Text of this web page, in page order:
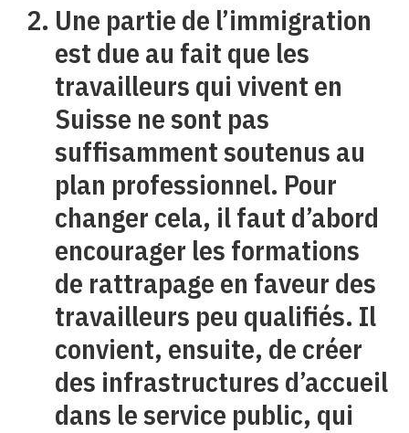
Une partie de l’immigration
est due au fait que les
travailleurs qui vivent en
Suisse ne sont pas
suffisamment soutenus au
plan professionnel. Pour
changer cela, il faut d’abord
encourager les formations
de rattrapage en faveur des
travailleurs peu qualifiés. Il
convient, ensuite, de créer
des infrastructures d’accueil
dans le service public, qui